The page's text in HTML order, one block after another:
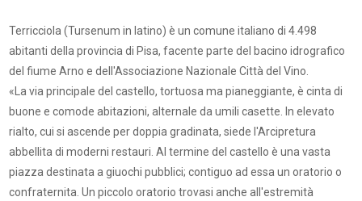
Terricciola (Tursenum in latino) è un comune italiano di 4.498
abitanti della provincia di Pisa, facente parte del bacino idrografico
del fiume Arno e dell'Associazione Nazionale Città del Vino.
«La via principale del castello, tortuosa ma pianeggiante, è cinta di
buone e comode abitazioni, alternale da umili casette. In elevato
rialto, cui si ascende per doppia gradinata, siede l'Arcipretura
abbellita di moderni restauri. Al termine del castello è una vasta
piazza destinata a giuochi pubblici; contiguo ad essa un oratorio o
confraternita. Un piccolo oratorio trovasi anche all'estremità